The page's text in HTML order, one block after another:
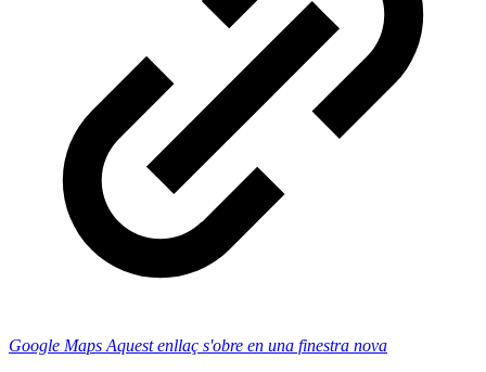
Google Maps Aquest enllaç s'obre en una finestra nova